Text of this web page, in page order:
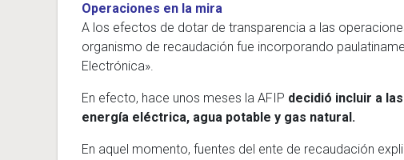
Operaciones en la mira
A los efectos de dotar de transparencia a las
organismo de recaudación fue incorporando
Electrónica».
En efecto, hace unos meses la AFIP decidió incluir a
energía eléctrica, agua potable y gas natural.
En aquel momento, fuentes del ente de recaudación